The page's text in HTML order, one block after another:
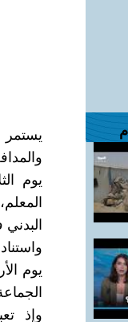
يوم
البدني
يوم
وإذ